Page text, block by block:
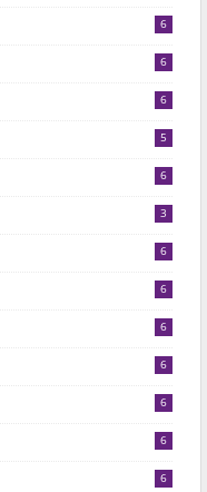
6
6
6
5
6
3
6
6
6
6
6
6
6